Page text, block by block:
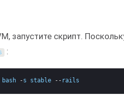
запустите скрипт.
:
bash -s stable -- rails